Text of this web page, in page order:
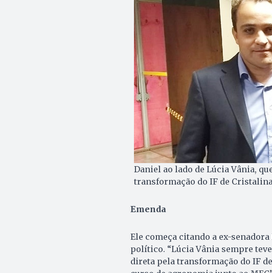
Daniel ao lado de Lúcia Vânia,
transformação do IF de
Emenda
Ele começa citando a ex-
político. “Lúcia Vânia sempre
direta pela transformação do IF